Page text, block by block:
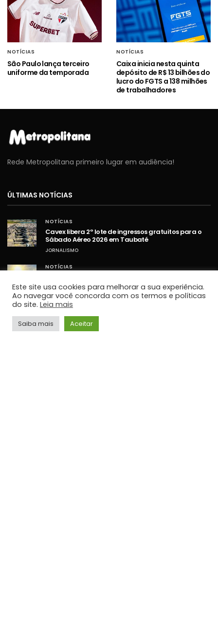
NOTÍCIAS
São Paulo lança terceiro
uniforme da temporada
NOTÍCIAS
Caixa inicia nesta quinta
depósito de R$ 13 bilhões do
lucro do FGTS a 138 milhões
de trabalhadores
Rede Metropolitana primeiro lugar em audiência!
ÚLTIMAS NOTÍCIAS
NOTÍCIAS
Cavex libera 2º lote de ingressos gratuitos para o
Sábado Aéreo 2026 em Taubaté
JORNALISMO
NOTÍCIAS
cidades do Vale do Paraíba
JORNALISMO
STF retoma sessões com debates sobre PCD e
ampliação da Lei Maria da Penha
Este site usa cookies para melhorar a sua experiência.
Ao navegar você concorda com os termos e políticas
do site. Leia mais
Saiba mais Aceitar